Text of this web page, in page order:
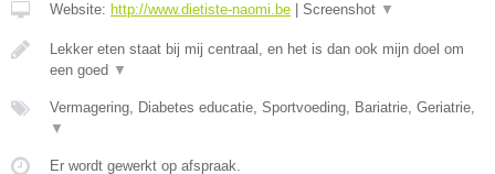
Website: http://www.dietiste-naomi.be Screenshot ▼
Lekker eten staat bij mij centraal, en het is dan ook mijn doel om
een goed ▼
Vermagering, Diabetes educatie, Sportvoeding, Bariatrie, Geriatrie,
▼
Er wordt gewerkt op afspraak.